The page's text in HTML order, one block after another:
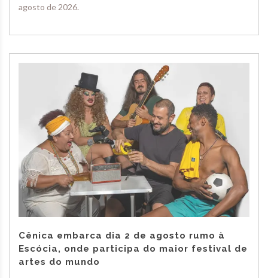
agosto de 2026.
Cênica embarca dia 2 de agosto rumo à
Escócia, onde participa do maior festival de
artes do mundo